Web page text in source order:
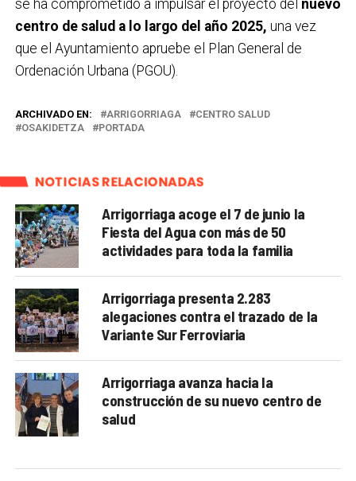
se ha comprometido a impulsar el proyecto del nuevo
centro de salud a lo largo del año 2025, una vez
que el Ayuntamiento apruebe el Plan General de
Ordenación Urbana (PGOU).
ARCHIVADO EN: ARRIGORRIAGA
CENTRO SALUD
OSAKIDETZA
PORTADA
NOTICIAS RELACIONADAS
Arrigorriaga acoge el 7 de junio la
Fiesta del Agua con más de 50
actividades para toda la familia
Arrigorriaga presenta 2.283
alegaciones contra el trazado de la
Variante Sur Ferroviaria
Arrigorriaga avanza hacia la
construcción de su nuevo centro de
salud